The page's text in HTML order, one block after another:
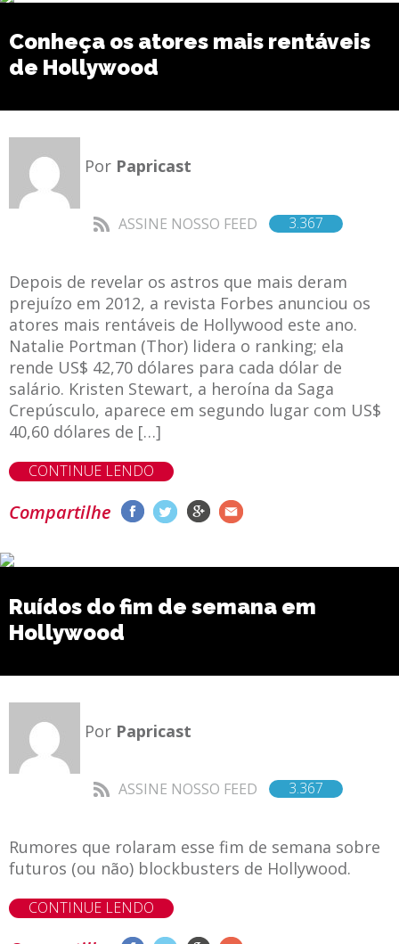
Conheça os atores mais rentáveis
de Hollywood
Por Papricast
ASSINE NOSSO FEED 3.367
Depois de revelar os astros que mais deram
prejuízo em 2012, a revista Forbes anunciou os
atores mais rentáveis de Hollywood este ano.
Natalie Portman (Thor) lidera o ranking; ela
rende US$ 42,70 dólares para cada dólar de
salário. Kristen Stewart, a heroína da Saga
Crepúsculo, aparece em segundo lugar com US$
40,60 dólares de […]
CONTINUE LENDO
Compartilhe
Ruídos do fim de semana em
Hollywood
Por Papricast
ASSINE NOSSO FEED 3.367
Rumores que rolaram esse fim de semana sobre
futuros (ou não) blockbusters de Hollywood.
CONTINUE LENDO